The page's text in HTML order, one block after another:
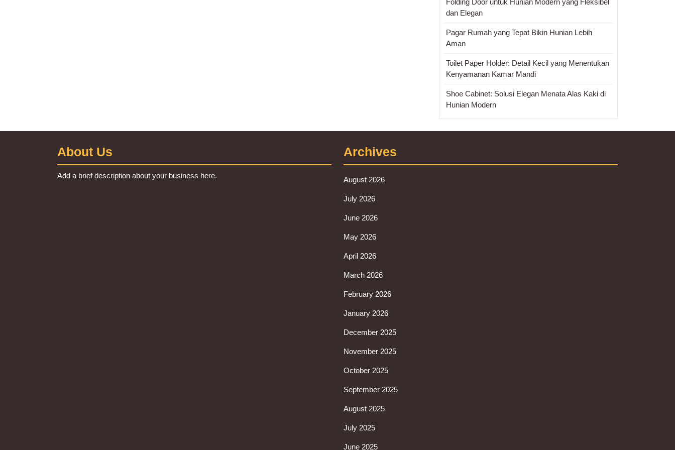
Folding Door untuk Hunian Modern yang Fleksibel
dan Elegan
Pagar Rumah yang Tepat Bikin Hunian Lebih
Aman
Toilet Paper Holder: Detail Kecil yang Menentukan
Kenyamanan Kamar Mandi
Shoe Cabinet: Solusi Elegan Menata Alas Kaki di
Hunian Modern
About Us
Add a brief description about your business here.
Archives
August 2026
July 2026
June 2026
May 2026
April 2026
March 2026
February 2026
January 2026
December 2025
November 2025
October 2025
September 2025
August 2025
July 2025
June 2025